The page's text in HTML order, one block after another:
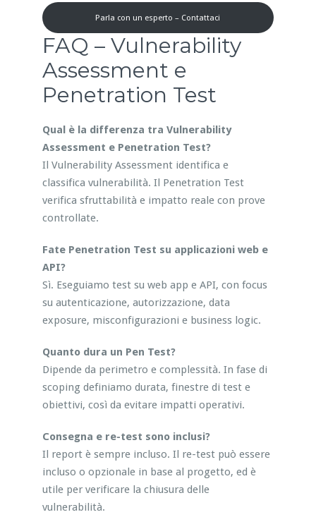
Parla con un esperto – Contattaci
FAQ – Vulnerability
Assessment e
Penetration Test
Qual è la differenza tra Vulnerability
Assessment e Penetration Test?
Il Vulnerability Assessment identifica e
classifica vulnerabilità. Il Penetration Test
verifica sfruttabilità e impatto reale con prove
controllate.
Fate Penetration Test su applicazioni web e
API?
Sì. Eseguiamo test su web app e API, con focus
su autenticazione, autorizzazione, data
exposure, misconfigurazioni e business logic.
Quanto dura un Pen Test?
Dipende da perimetro e complessità. In fase di
scoping definiamo durata, finestre di test e
obiettivi, così da evitare impatti operativi.
Consegna e re-test sono inclusi?
Il report è sempre incluso. Il re-test può essere
incluso o opzionale in base al progetto, ed è
utile per verificare la chiusura delle
vulnerabilità.